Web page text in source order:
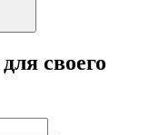
своего